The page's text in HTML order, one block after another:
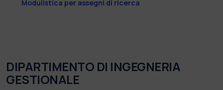
Modulistica per assegni di ricerca
DIPARTIMENTO DI INGEGNERIA
GESTIONALE